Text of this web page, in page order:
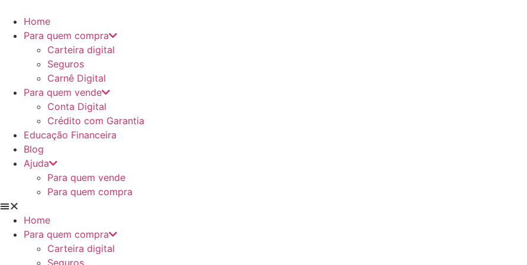
para
conteúdo
Home
Para quem compra
Carteira digital
Seguros
Carnê Digital
Para quem vende
Conta Digital
Crédito com Garantia
Educação Financeira
Blog
Ajuda
Para quem vende
Para quem compra
Home
Para quem compra
Carteira digital
Seguros